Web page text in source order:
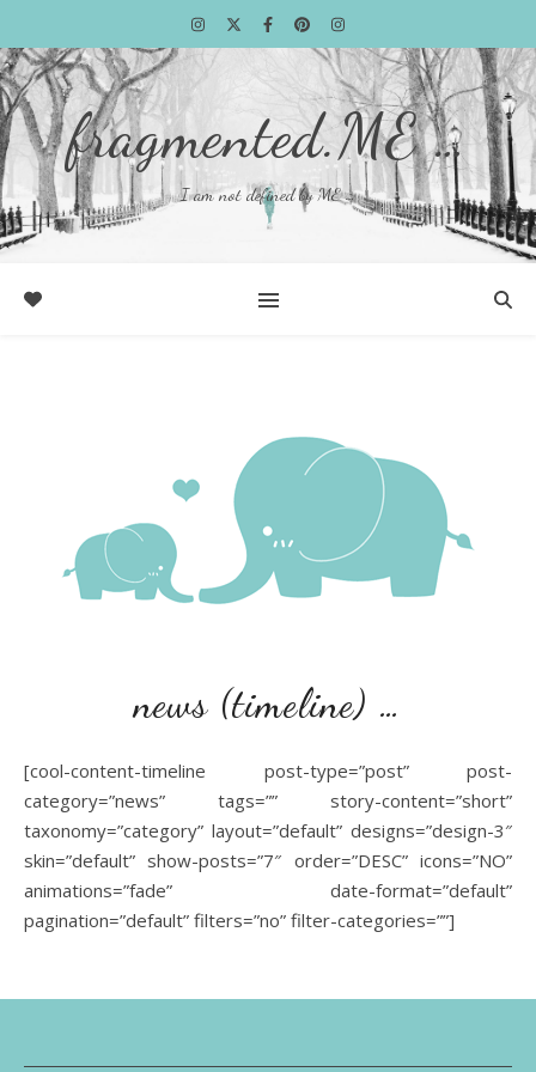
fragmented.ME …
I am not defined by ME …
news (timeline) …
[cool-content-timeline post-type=”post” post-
category=”news” tags=”” story-content=”short”
taxonomy=”category” layout=”default” designs=”design-3″
skin=”default” show-posts=”7″ order=”DESC” icons=”NO”
animations=”fade” date-format=”default”
pagination=”default” filters=”no” filter-categories=””]